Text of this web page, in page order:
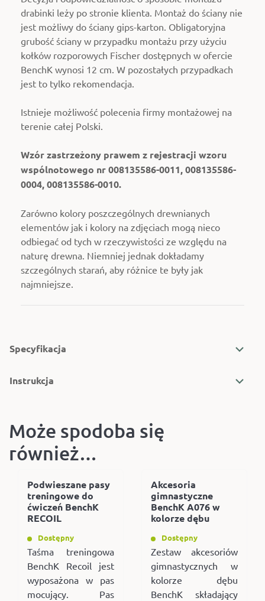
drabinki leży po stronie klienta. Montaż do ściany nie
jest możliwy do ściany gips-karton. Obligatoryjna
grubość ściany w przypadku montażu przy użyciu
kołków rozporowych Fischer dostępnych w ofercie
BenchK wynosi 12 cm. W pozostałych przypadkach
jest to tylko rekomendacja.
Istnieje możliwość polecenia firmy montażowej na
terenie całej Polski.
Wzór zastrzeżony prawem z rejestracji wzoru
wspólnotowego nr 008135586-0011, 008135586-
0004, 008135586-0010.
Zarówno kolory poszczególnych drewnianych
elementów jak i kolory na zdjęciach mogą nieco
odbiegać od tych w rzeczywistości ze względu na
naturę drewna. Niemniej jednak dokładamy
szczególnych starań, aby różnice te były jak
najmniejsze.
Specyfikacja
Instrukcja
Może spodoba się
również…
Podwieszane pasy
treningowe do
ćwiczeń BenchK
RECOIL
Dostępny
Taśma treningowa
BenchK Recoil jest
wyposażona w pas
mocujący. Pas
Akcesoria
gimnastyczne
BenchK A076 w
kolorze dębu
Dostępny
Zestaw akcesoriów
gimnastycznych w
kolorze dębu
BenchK składający